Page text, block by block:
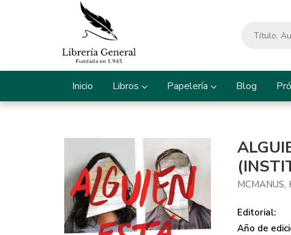
Inicio Libros Papelería Blog
MCMANUS,
Editorial:
Año de